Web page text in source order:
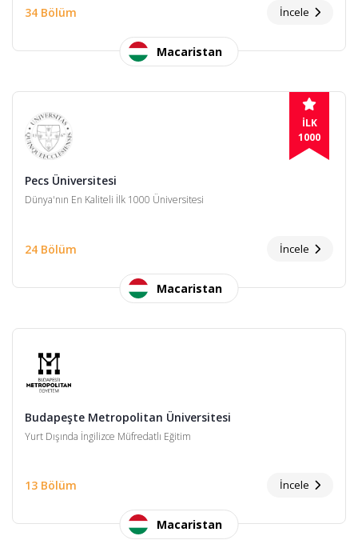
34 Bölüm İncele
Macaristan
İLK
1000
Pecs Üniversitesi
Dünya'nın En Kaliteli İlk 1000 Üniversitesi
24 Bölüm İncele
Macaristan
Budapeşte Metropolitan Üniversitesi
Yurt Dışında İngilizce Müfredatlı Eğitim
13 Bölüm İncele
Macaristan